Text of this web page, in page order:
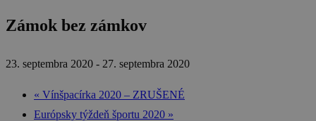
Zámok bez zámkov
23. septembra 2020 - 27. septembra 2020
« Vínšpacírka 2020 – ZRUŠENÉ
Európsky týždeň športu 2020 »